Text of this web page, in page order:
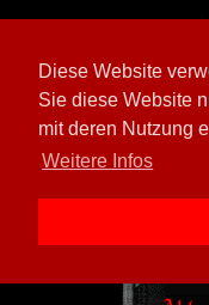
Diese Website
Sie diese Website
mit deren Nutzung
Weitere Infos
[ 597026/